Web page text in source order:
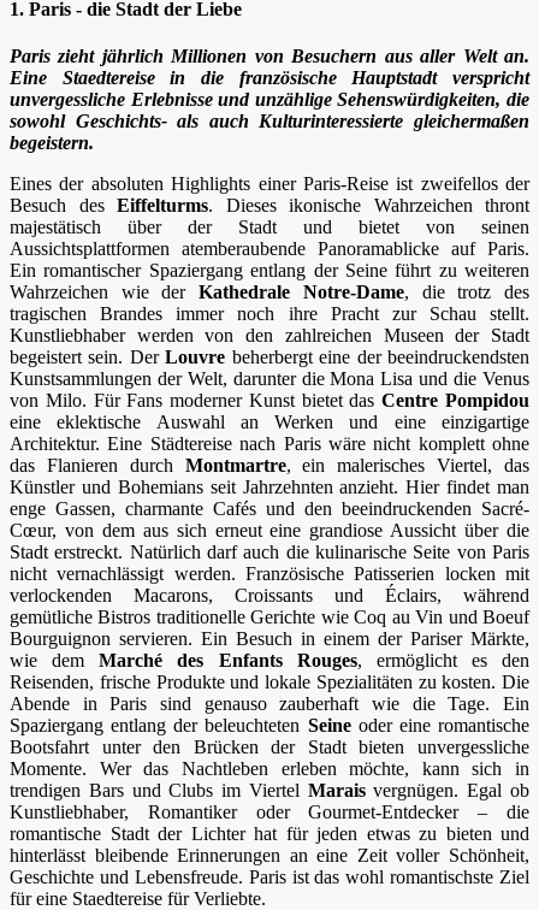
1. Paris - die Stadt der Liebe
Paris zieht jährlich Millionen von Besuchern aus aller Welt an.
Eine Staedtereise in die französische Hauptstadt verspricht
unvergessliche Erlebnisse und unzählige Sehenswürdigkeiten, die
sowohl Geschichts- als auch Kulturinteressierte gleichermaßen
begeistern.
Eines der absoluten Highlights einer Paris-Reise ist zweifellos der
Besuch des Eiffelturms. Dieses ikonische Wahrzeichen thront
majestätisch über der Stadt und bietet von seinen
Aussichtsplattformen atemberaubende Panoramablicke auf Paris.
Ein romantischer Spaziergang entlang der Seine führt zu weiteren
Wahrzeichen wie derKathedrale Notre-Dame, die trotz des
tragischen Brandes immer noch ihre Pracht zur Schau stellt.
Kunstliebhaber werden von den zahlreichen Museen der Stadt
begeistert sein. DerLouvre beherbergt eine der beeindruckendsten
Kunstsammlungen der Welt, darunter die Mona Lisa und die Venus
von Milo. Für Fans moderner Kunst bietet dasCentre Pompidou
eine eklektische Auswahl an Werken und eine einzigartige
Architektur. Eine Städtereise nach Paris wäre nicht komplett ohne
das Flanieren durch Montmartre, ein malerisches Viertel, das
Künstler und Bohemians seit Jahrzehnten anzieht. Hier findet man
enge Gassen, charmante Cafés und den beeindruckenden Sacré-
Cœur, von dem aus sich erneut eine grandiose Aussicht über die
Stadt erstreckt. Natürlich darf auch die kulinarische Seite von Paris
nicht vernachlässigt werden. Französische Patisserien locken mit
verlockenden Macarons, Croissants und Éclairs, während
gemütliche Bistros traditionelle Gerichte wie Coq au Vin und Boeuf
Bourguignon servieren. Ein Besuch in einem der Pariser Märkte,
wie demMarché des Enfants Rouges, ermöglicht es den
Reisenden, frische Produkte und lokale Spezialitäten zu kosten. Die
Abende in Paris sind genauso zauberhaft wie die Tage. Ein
Spaziergang entlang der beleuchteten Seineoder eine romantische
Bootsfahrt unter den Brücken der Stadt bieten unvergessliche
Momente. Wer das Nachtleben erleben möchte, kann sich in
trendigen Bars und Clubs im Viertel Maraisvergnügen. Egal ob
Kunstliebhaber, Romantiker oder Gourmet-Entdecker – die
romantische Stadt der Lichter hat für jeden etwas zu bieten und
hinterlässt bleibende Erinnerungen an eine Zeit voller Schönheit,
Geschichte und Lebensfreude. Paris ist das wohl romantischste Ziel
für eine Staedtereise für Verliebte.